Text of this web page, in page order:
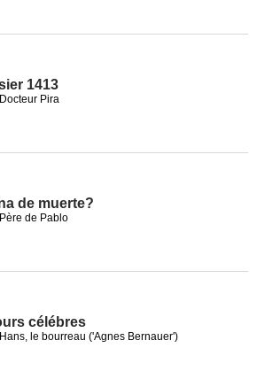
1413
Pira
de muerte?
de Pablo
célébres
le bourreau ('Agnes Bernauer')